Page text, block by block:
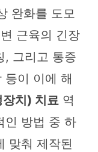
완화를 도모
근육의 긴장
, 그리고 통증
등이 이에 해
치) 치료 역
인 방법 중 하
맞춰 제작된